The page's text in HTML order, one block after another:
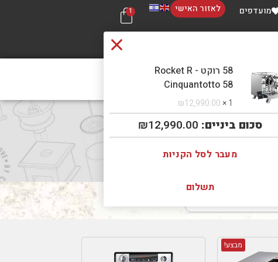
מועדפים לאזור האישי
58 רוקט - Rocket R
Cinquantotto 58
1 ×
₪12,990.00
סכום ביניים: ₪12,990.00
מעבר לסל הקניות
תשלום
1
צור קשר
מבצע!